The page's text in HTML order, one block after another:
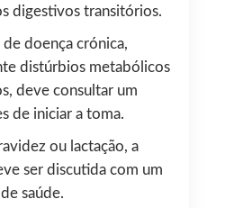
digestivos transitórios.
doença crónica,
distúrbios metabólicos
deve consultar um
de iniciar a toma.
ou lactação, a
ser discutida com um
saúde.